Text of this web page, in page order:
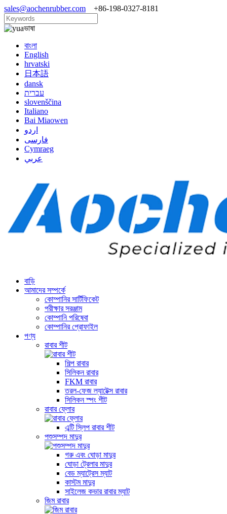
sales@aochenrubber.com +86-198-0327-8181
ভাষা
বাংলা
English
hrvatski
日本語
dansk
עברית
slovenščina
Italiano
Bai Miaowen
اردو
فارسی
Cymraeg
عربي
বাড়ি
আমাদের সম্পর্কে
কোম্পানির সার্টিফিকেট
পরীক্ষার সরঞ্জাম
কোম্পানি পরিষেবা
কোম্পানির প্রোফাইল
পণ্য
রাবার শীট
শিল্প রাবার
সিলিকন রাবার
FKM রাবার
তরল-ফেজ ল্যাটেক্স রাবার
সিলিকন স্পং শীট
রাবার ফ্লোর
এন্টি স্লিপ রাবার শীট
পশুসম্পদ মাদুর
গরু এবং ঘোড়া মাদুর
ঘোড়া ট্রেলার মাদুর
বেড ম্যাট্রেস ম্যাট
কাস্টম মাদুর
সাইলেজ কভার রাবার ম্যাট
জিম রাবার